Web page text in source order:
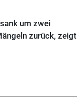
um zwei
zurück, zeigt